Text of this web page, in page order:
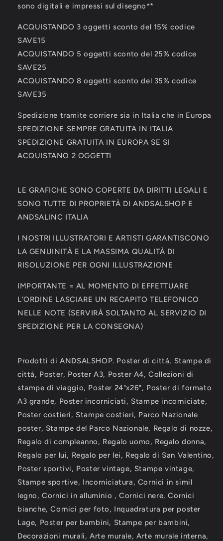
sono digitali e impressi sul disegno**
ACQUISTANDO 3 oggetti sconto del 15% codice
SAVE15
ACQUISTANDO 5 oggetti sconto del 25% codice
SAVE25
ACQUISTANDO 8 oggetti sconto del 35% codice
SAVE35
Spedizione tramite corriere sia in Italia che in Europa
SPEDIZIONE SEMPRE GRATUITA IN ITALIA
SPEDIZIONE GRATUITA IN EUROPA SE SI
ACQUISTANO 2 OGGETTI
LE GRAFICHE SONO COPERTE DA DIRITTI LEGALI E
SONO TUTTE DI PROPRIETÀ DI ANDSALSHOP E
ANDSALINC ITALIA
I NOSTRI ILLUSTRATORI E ARTISTI GARANTISCONO
LA GENUINITÀ E LA MASSIMA QUALITÀ DI
RISOLUZIONE PER OGNI ILLUSTRAZIONE
IMPORTANTE = AL MOMENTO DI EFFETTUARE
L’ORDINE LASCIARE UN RECAPITO TELEFONICO
NELLE NOTE (SERVIRÀ SOLTANTO AL SERVIZIO DI
SPEDIZIONE PER LA CONSEGNA)
Prodotti di ANDSALSHOP. Poster di cittá, Stampe di
cittá, Poster, Poster A3, Poster A4, Collezioni di
stampe di viaggio, Poster 24"x26", Poster di formato
A3 grande, Poster incorniciati, Stampe incorniciate,
Poster costieri, Stampe costieri, Parco Nazionale
poster, Stampe del Parco Nazionale, Regalo di nozze,
Regalo di compleanno, Regalo uomo, Regalo donna,
Regalo per lui, Regalo per lei, Regalo di San Valentino,
Poster sportivi, Poster vintage, Stampe vintage,
Stampe sportive, Incorniciatura, Cornici in simil
legno, Cornici in alluminio , Cornici nere, Cornici
bianche, Cornici per foto, Inquadratura per poster
Lage, Poster per bambini, Stampe per bambini,
Decorazioni murali, Arte murale, Arte murale interna,